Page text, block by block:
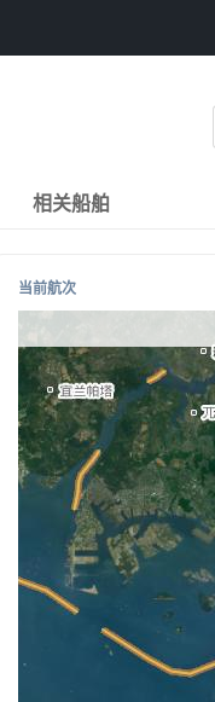
相关船舶
当前航次